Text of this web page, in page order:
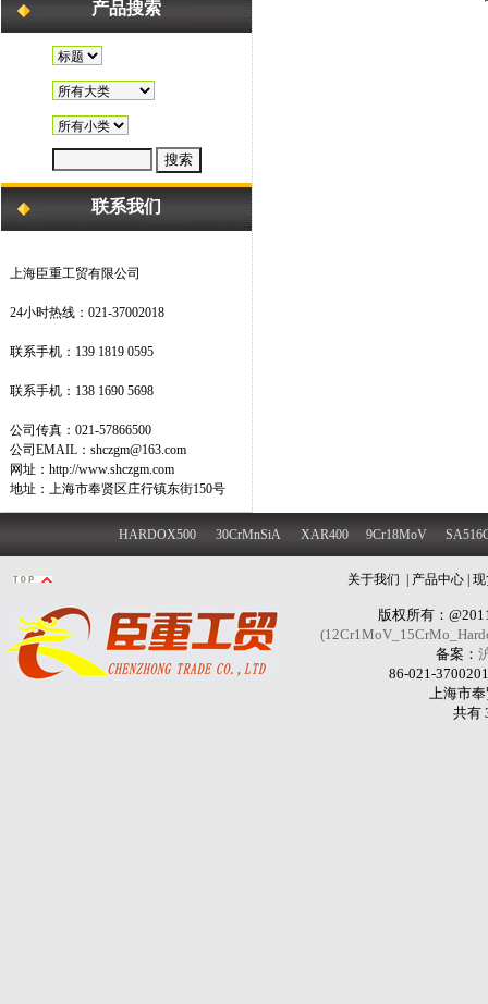
产品搜索
联系我们
上海臣重工贸有限公司
24小时热线：021-37002018
联系手机：139 1819 0595
联系手机：138 1690 5698
公司传真：021-57866500
公司EMAIL：shczgm@163.com
网址：http://www.shczgm.com
地址：上海市奉贤区庄行镇东街150号
HARDOX500 30CrMnSiA XAR400 9Cr18MoV
关于我们 产品中心
版权所有：
备案：
86-021-
上海市
共有